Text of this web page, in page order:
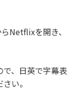
Netflixを開き、
、日英で字幕表
い。